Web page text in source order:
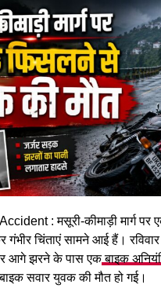
: मसूरी-कीमाड़ी मार्ग पर
गंभीर चिंताएं सामने आई हैं।
आगे झरने के पास एकबाइक
सवार युवक की मौत हो गई।